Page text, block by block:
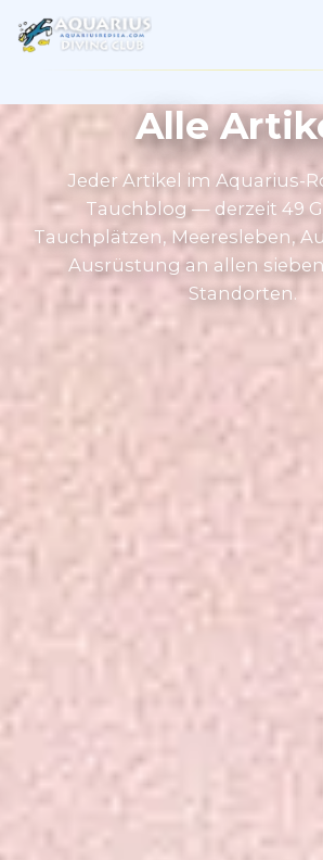
Alle
Jeder Artikel im Aquarius-
Tauchblog — derzeit 49
Tauchplätzen, Meeresleben,
Ausrüstung an allen
Standorten.